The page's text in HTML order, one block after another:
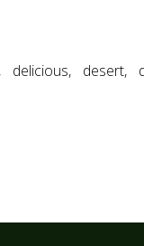
delicious desert